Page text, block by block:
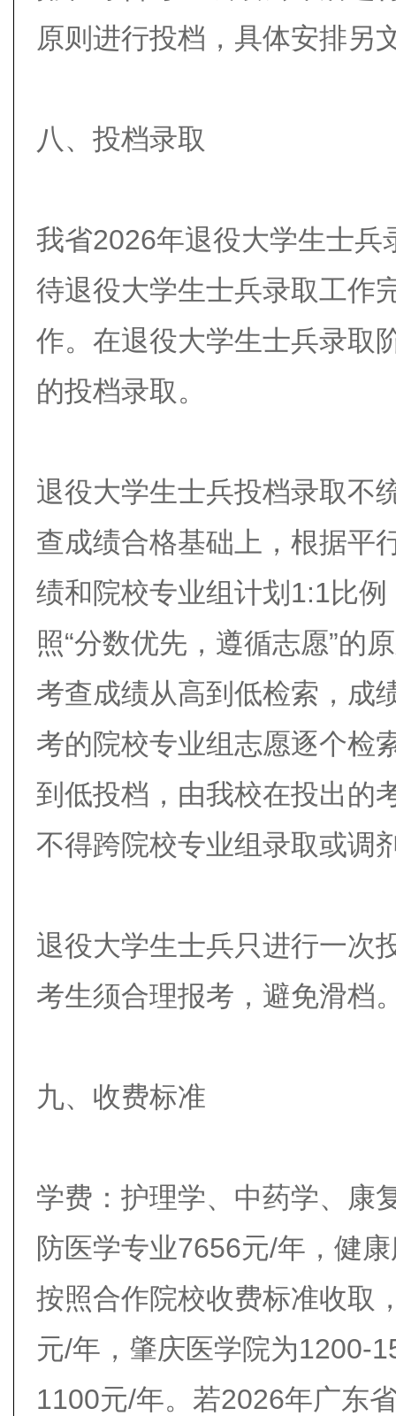
原则进行投档，具体安排另
八、投档录取
我省2026年退役大学生士
待退役大学生士兵录取工作
作。在退役大学生士兵录取
的投档录取。
退役大学生士兵投档录取不
查成绩合格基础上，根据平
绩和院校专业组计划1:1比
照“分数优先，遵循志愿”的
考查成绩从高到低检索，成
考的院校专业组志愿逐个检
到低投档，由我校在投出的
不得跨院校专业组录取或调
退役大学生士兵只进行一次
考生须合理报考，避免滑档
九、收费标准
学费：护理学、中药学、康
防医学专业7656元/年，健
按照合作院校收费标准收取
元/年，肇庆医学院为1200-
1100元/年。若2026年广东